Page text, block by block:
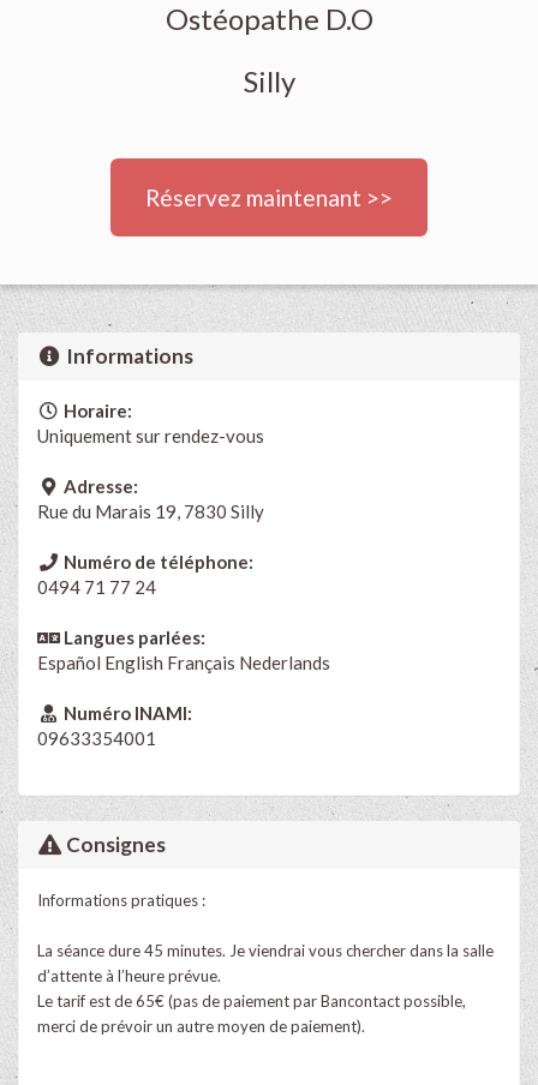
Ostéopathe D.O
Silly
Réservez maintenant >>
Informations
Horaire:
Uniquement sur rendez-vous
Adresse:
Rue du Marais 19, 7830 Silly
Numéro de téléphone:
0494 71 77 24
Langues parlées:
Español English Français Nederlands
Numéro INAMI:
09633354001
Consignes
Informations pratiques :
La séance dure 45 minutes. Je viendrai vous chercher dans la salle
d’attente à l’heure prévue.
Le tarif est de 65€ (pas de paiement par Bancontact possible,
merci de prévoir un autre moyen de paiement).